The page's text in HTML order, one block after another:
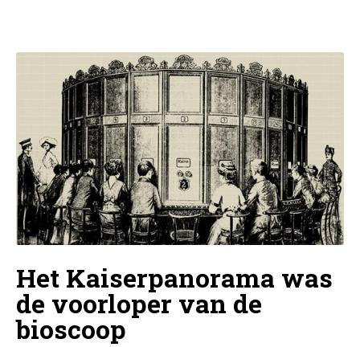
Het Kaiserpanorama was
de voorloper van de
bioscoop